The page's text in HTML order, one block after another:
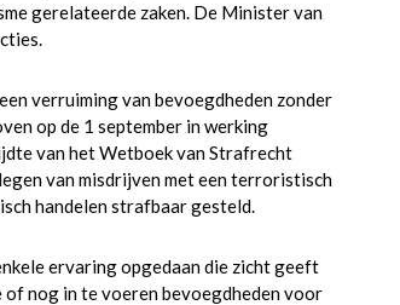
gerelateerde zaken. De Minister van
verruiming van bevoegdheden zonder
op de 1 september in werking
van het Wetboek van Strafrecht
van misdrijven met een terroristisch
handelen strafbaar gesteld.
ervaring opgedaan die zicht geeft
of nog in te voeren bevoegdheden voor